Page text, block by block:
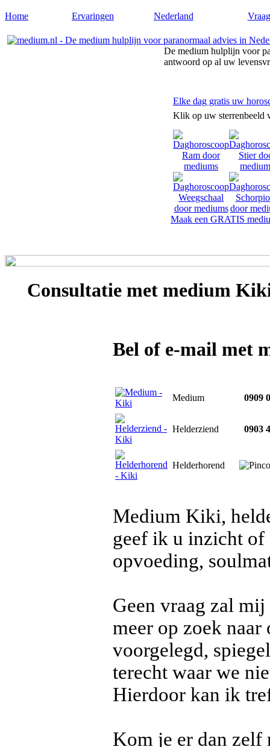
Home Ervaringen Nederland
De medium hulplijn voor
antwoord op al uw
Elke dag gratis uw
Klik op uw sterrenbeeld
Maak een GRATIS
Consultatie met medium
Bel of e-mail met
Medium 0909
Helderziend 0903
Helderhorend
Medium Kiki,
geef ik u inzicht of
opvoeding,
Geen vraag zal
meer op zoek
voorgelegd,
terecht waar we
Hierdoor kan ik
Kom je er dan zelf